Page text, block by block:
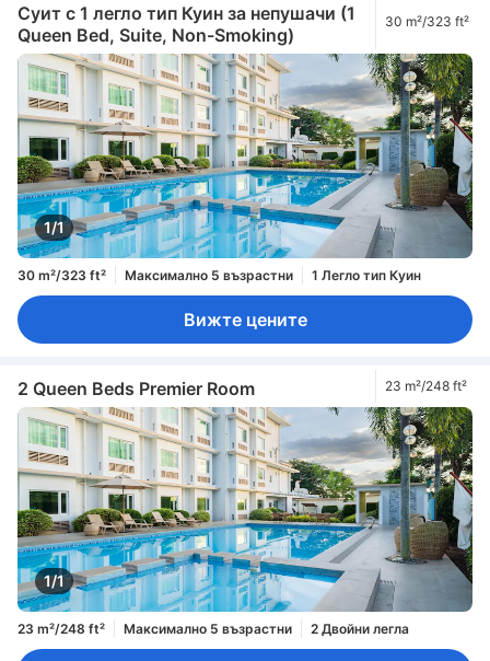
Суит с 1 легло тип Куин за непушачи (1
Queen Bed, Suite, Non-Smoking)
30 m²/323 ft²
1/1
30 m²/323 ft² Максимално 5 възрастни 1 Легло тип Куин
Вижте цените
2 Queen Beds Premier Room 23 m²/248 ft²
1/1
23 m²/248 ft² Максимално 5 възрастни 2 Двойни легла